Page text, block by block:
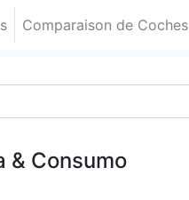
Comparaison de Coches
& Consumo